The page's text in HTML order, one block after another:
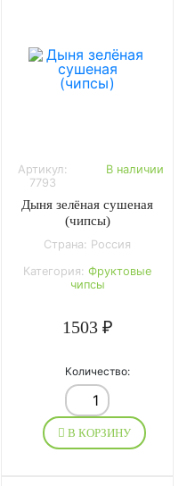
Артикул:
7793
В наличии
Дыня зелёная сушеная
(чипсы)
Страна: Россия
Категория: Фруктовые
чипсы
1503 ₽
Количество:
В КОРЗИНУ